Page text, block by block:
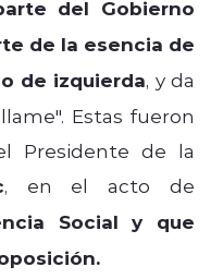
del Gobierno
de la esencia de
de izquierda, y da
Estas fueron
Presidente de la
, en el acto de
Social y que